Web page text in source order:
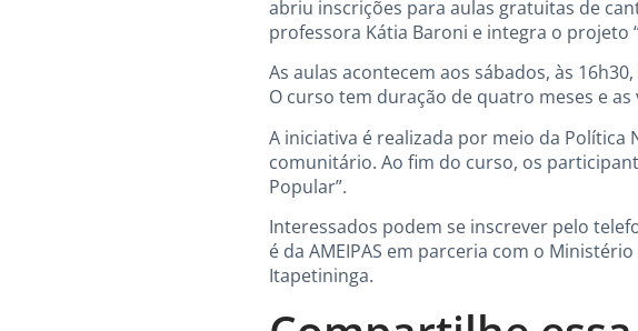
abriu inscrições para aulas gratuitas de
professora Kátia Baroni e integra o projeto
As aulas acontecem aos sábados, às
O curso tem duração de quatro meses e as
A iniciativa é realizada por meio da Política
comunitário. Ao fim do curso, os
Popular”.
Interessados podem se inscrever pelo
é da AMEIPAS em parceria com o
Itapetininga.